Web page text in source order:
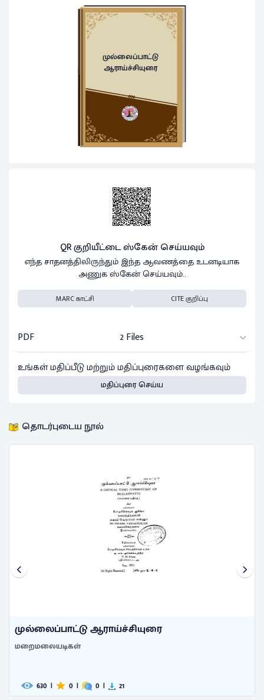
முல்லைப்பாட்டு
ஆராய்ச்சியுரை
QR குறியீட்டை ஸ்கேன் செய்யவும்
எந்த சாதனத்திலிருந்தும் இந்த ஆவணத்தை உடனடியாக
அணுக ஸ்கேன் செய்யவும்..
MARC காட்சி CITE குறிப்பு
PDF
2 Files
உங்கள் மதிப்பீடு மற்றும் மதிப்புரைகளை வழங்கவும்
மதிப்புரை செய்ய
தொடர்புடைய நூல்
முல்லைப்பாட்டு ஆராய்ச்சியுரை
மறைமலையடிகள்
630 | 0 | 0 | 21